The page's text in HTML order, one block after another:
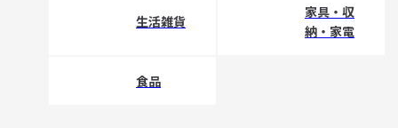
生活雑貨
家具・収
納・家電
食品